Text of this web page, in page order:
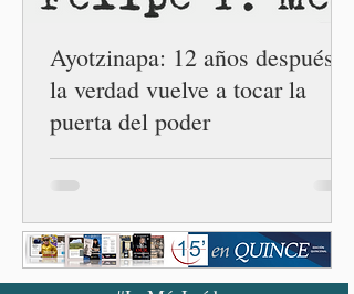
cuarta en la c
Ayotzinapa: 12 años después,
la verdad vuelve a tocar la
puerta del poder